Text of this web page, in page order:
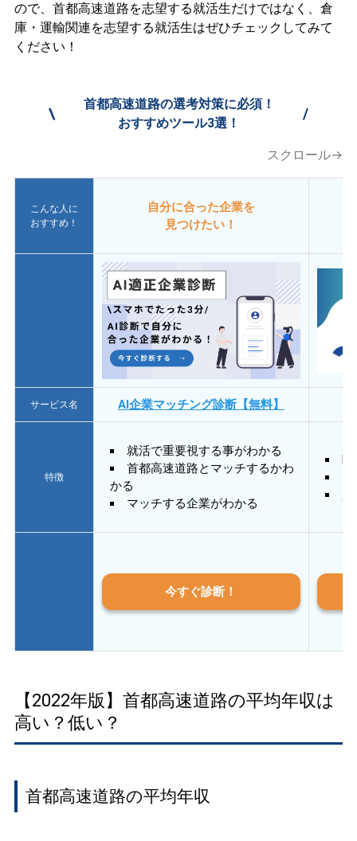
ので、首都高速道路を志望する就活生だけではなく、倉
庫・運輸関連を志望する就活生はぜひチェックしてみて
ください！
\
首都高速道路の選考対策に必須！
おすすめツール3選！
/
スクロール→
こんな人に
おすすめ！
自分に合った企業を
見つけたい！
サービス名 AI企業マッチング診断【無料】
特徴
就活で重要視する事がわかる
首都高速道路とマッチするかわ
かる
マッチする企業がわかる
質
今すぐ診断！
【2022年版】首都高速道路の平均年収は
高い？低い？
首都高速道路の平均年収